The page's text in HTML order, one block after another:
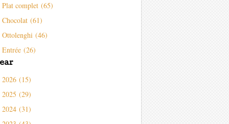
Plat complet (65)
Chocolat (61)
Ottolenghi (46)
Entrée (26)
2026 (15)
2025 (29)
2024 (31)